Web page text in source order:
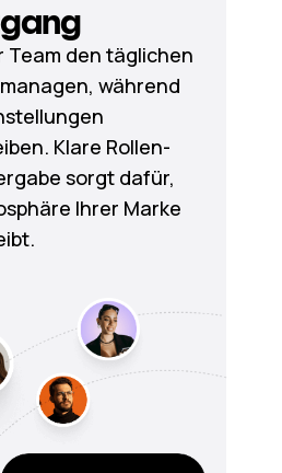
Team den täglichen
während
Klare Rollen-
sorgt dafür,
Ihrer Marke